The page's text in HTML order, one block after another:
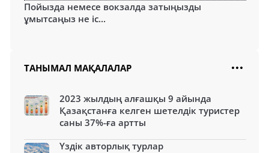
Пойызда немесе вокзалда затыңызды
ұмытсаңыз не іс...
ТАНЫМАЛ МАҚАЛАЛАР
2023 жылдың алғашқы 9 айында
Қазақстанға келген шетелдік туристер
саны 37%-ға артты
Үздік авторлық турлар